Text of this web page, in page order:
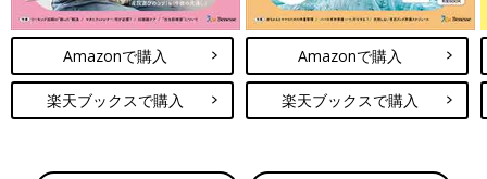
Amazonで購入
楽天ブックスで購入
Amazonで購入
楽天ブックスで購入